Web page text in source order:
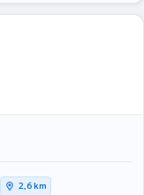
2,6 km